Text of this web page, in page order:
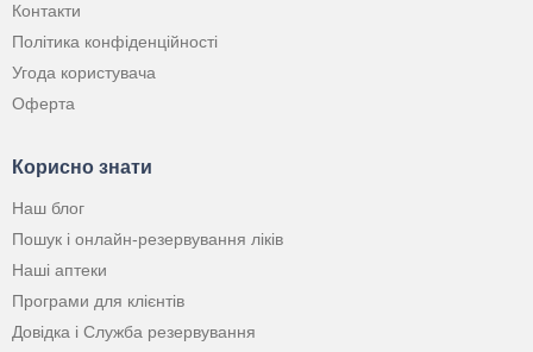
Контакти
Політика конфіденційності
Угода користувача
Оферта
Корисно знати
Наш блог
Пошук і онлайн-резервування ліків
Наші аптеки
Програми для клієнтів
Довідка і Служба резервування